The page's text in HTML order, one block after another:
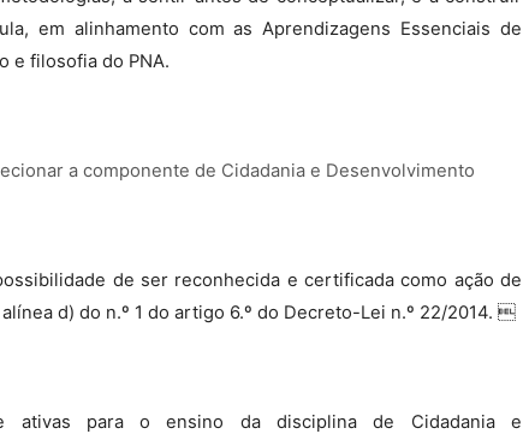
em alinhamento com as Aprendizagens Essenciais de
e filosofia do PNA.
a componente de Cidadania e Desenvolvimento
de ser reconhecida e certificada como ação de
d) do n.º 1 do artigo 6.º do Decreto-Lei n.º 22/2014. 
ativas para o ensino da disciplina de Cidadania e